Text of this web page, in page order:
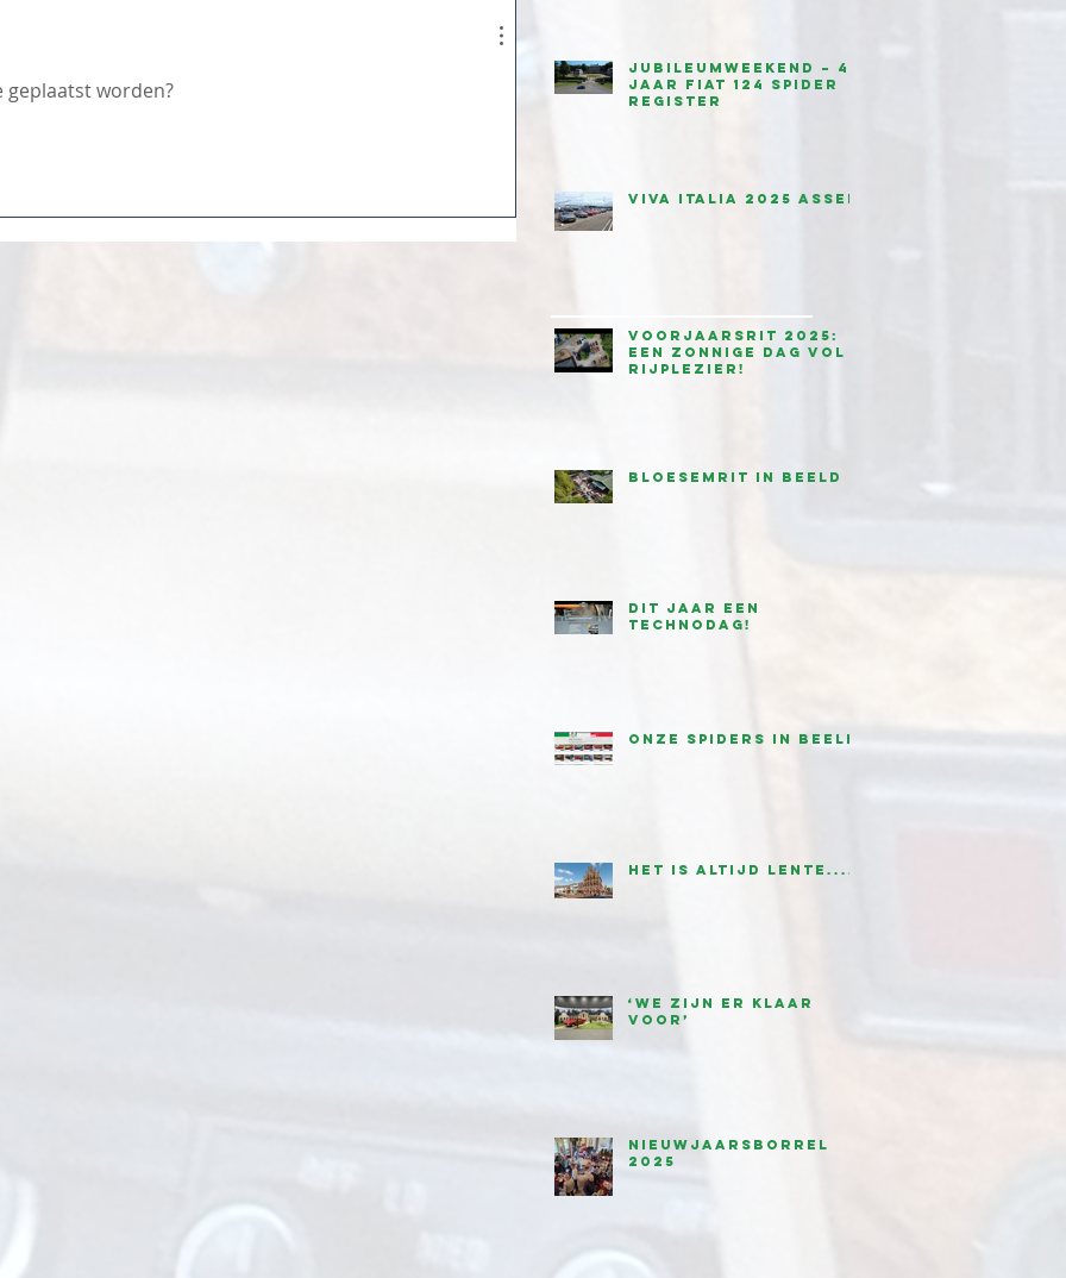
Jubileumweekend – 45
jaar Fiat 124 Spider
Register
Viva Italia 2025 Assen
Voorjaarsrit 2025:
een zonnige dag vol
rijplezier!
Bloesemrit in beeld
Dit jaar een
technodag!
onze Spiders in beeld
Het is altijd lente....
‘We zijn er klaar
voor’
Nieuwjaarsborrel
2025
geplaatst worden?